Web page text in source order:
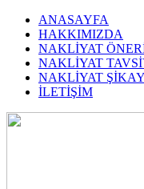
ANASAYFA
HAKKIMIZDA
NAKLİYAT
NAKLİYAT
NAKLİYAT
İLETİŞİM